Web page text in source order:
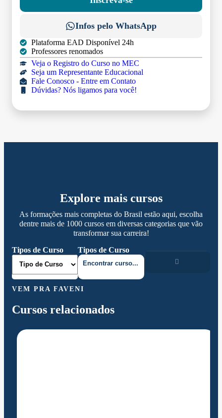
Infos pelo WhatsApp
Plataforma EAD Disponível 24h
Professores renomados
Veja o Registro do Curso no MEC
Seja um Representante Educacional
Fale Conosco - Entre em Contato
Dúvidas? Nós ligamos para você!
Explore mais cursos
As formações mais completas do Brasil estão aqui, escolha
dentre mais de 1000 cursos em diversas categorias que vão
transformar sua carreira!
Tipos de Curso
Tipos de Curso
VEM PRA FAVENI
Cursos relacionados